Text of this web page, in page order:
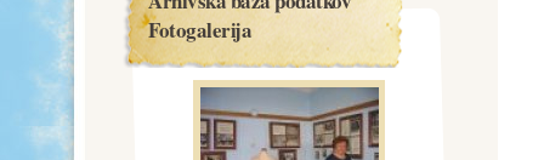
Fotogalerija